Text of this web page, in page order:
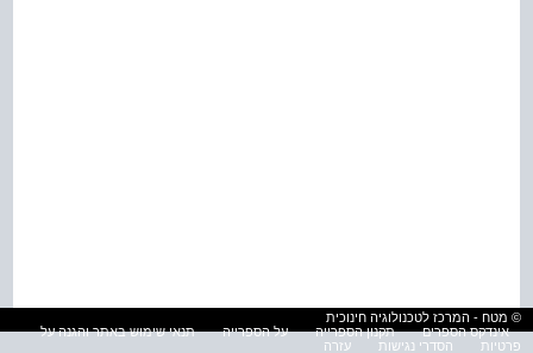
© מטח - המרכז לטכנולוגיה חינוכית
אינדקס הספרים
תקנון הספרייה על הספרייה
תנאי שימוש באתר והגנה על
פרטיות
הסדרי נגישות עזרה